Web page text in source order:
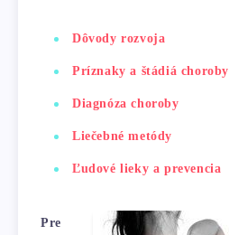
Dôvody rozvoja
Príznaky a štádiá choroby
Diagnóza choroby
Liečebné metódy
Ľudové lieky a prevencia
Pre